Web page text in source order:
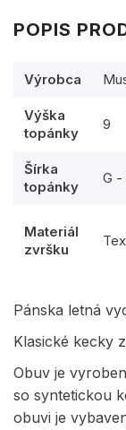
POPIS
Výrobca
Výška
topánky
9
Šírka
topánky
G -
Materiál
zvršku
Pánska letná
Klasické kecky
Obuv je
so syntetickou
obuvi je